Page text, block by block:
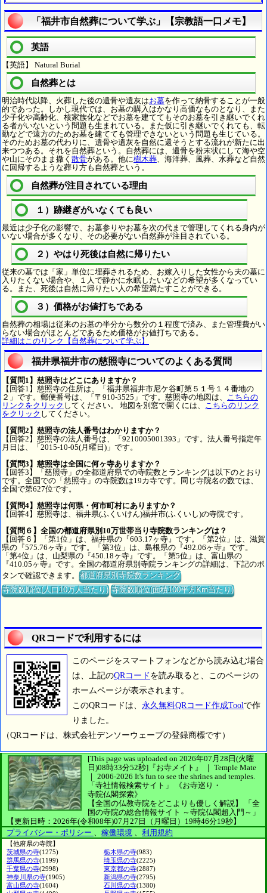
「福井市自然葬について学ぶ」【宗教語一口メモ】
英語
【英語】 Natural Burial
自然葬とは
明治時代以降、火葬した後の遺骨や遺灰はお墓を作って納骨することが一般
的であった。しかし現代では、お墓の購入はかなり高価なものとなり、また
少子化や高齢化、核家族化などでお墓を建ててもそのお墓を引き継いでくれ
る者がいないという問題も生まれている。また仮に引き継いでくれても、転
勤などで遠方のためお墓を建てても管理できないという問題も生じている。
そのためお墓の代わりに、遺骨や遺灰を自然に還そうとする流れが新たに出
来つつある。それを自然葬という。自然葬には、遺骨を粉末状にして海や空
や山にそのまま撒く 散骨がある。他に樹木葬、海洋葬、風葬、水葬など自然
に回帰するような葬り方も自然葬という。
自然葬が注目されている理由
１）跡継ぎがいなくても良い
最近は少子化の影響で、お墓参りやお墓を次の代まで管理してくれる身内が
いない場合が多くなり、その必要がない自然葬が注目されている。
２）やはり死後は自然に帰りたい
従来の墓では「家」単位に埋葬されるため、お嫁入りした女性から夫の墓に
入りたくない場合や、１人で静かに永眠したいなどの希望が多くなってい
る。また、死後は自然に帰りたい人の希望満たすことができる。
３）価格がお値打ちである
自然葬の相場は従来のお墓の半分から数分の１程度で済み、また管理費がい
らない場合がほとんどであるため価格がお値打ちである。
詳細はこのリンク【自然葬について学ぶ】
福井県福井市の慈照寺についてのよくある質問
【質問1】慈照寺はどこにありますか？
【回答1】慈照寺の住所は、「福井県福井市尼ケ谷町第５１号１４番地の
２」です。郵便番号は、「〒910-3525」です。慈照寺の地図は、 こちらの
リンクをクリック してください。 地図を別窓で開くには、 こちらのリンク
をクリック してください。
【質問2】慈照寺の法人番号はわかりますか？
【回答2】慈照寺の法人番号は、「9210005001393」です。法人番号指定年
月日は、「2015-10-05(月曜日)」です。
【質問3】慈照寺は全国に何ヶ寺ありますか？
【回答3】「慈照寺」の全都道府県での寺院数とランキングは以下のとおり
です。全国での「慈照寺」の寺院数は19カ寺です。同じ寺院名の数では、
全国で第627位です。
【質問4】慈照寺は何県・何市町村にありますか？
【回答4】慈照寺は、福井県(ふくいけん)福井市(ふくいし)の寺院です。
【質問６】全国の都道府県別10万世帯当り寺院数ランキングは？
【回答６】「第1位」は、福井県の『603.17ヶ寺』です。「第2位」は、滋賀
県の『575.76ヶ寺』です。「第3位」は、島根県の『492.06ヶ寺』です。
「第4位」は、山梨県の『450.18ヶ寺』です。「第5位」は、富山県の
『410.05ヶ寺』です。全国の都道府県別寺院ランキングの詳細は、下記のボ
タンで確認できます。都道府県別寺院数ランキング
寺院数順位(人口10万人当たり) 寺院数順位(面積100平方Km当たり)
QRコードで利用するには
このページをスマートフォンなどから読み込む場合
は、上記のQRコード を読み取ると、このページの
ホームページが表示されます。
このQRコードは、 永久無料QRコード作成Toolで作
りました。
（QRコードは、株式会社デンソーウェーブの登録商標です）
[This page was uploaded on 2026年07月28日(火曜
日)08時33分52秒] 『お寺メイト』 ｜ Temple Mate
｜ 2006-2026 It's fun to see the shrines and temples.
「寺社情報検索サイト」
《お寺巡り・
寺院仏閣探索》
【全国の仏教寺院をどこよりも優しく解説】
「全
国の寺院の総合情報サイト ～寺院仏閣超入門～」
【更新日時：2026年(令和08年)07月27日（月曜日）19時46分19秒】
プライバシー・ポリシー 、 稼働環境 、 利用規約
【他府県の寺院】
茨城県の寺(1275) 栃木県の寺(983)
群馬県の寺(1199) 埼玉県の寺(2225)
千葉県の寺(2998) 東京都の寺(2887)
神奈川県の寺(1905) 新潟県の寺(2795)
富山県の寺(1604) 石川県の寺(1380)